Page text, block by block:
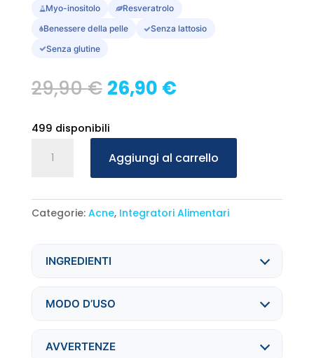
Myo-inositolo
Resveratrolo
Benessere della pelle
Senza lattosio
Senza glutine
29,90€ Il
originale
era:
29,90 €.
26,90 €Il
è:
26,90 €.
499 disponibili
Inoak
Bustine
(240g)
Aggiungi al carrello
Categorie: Acne, Integratori Alimentari
INGREDIENTI
MODO D’USO
AVVERTENZE